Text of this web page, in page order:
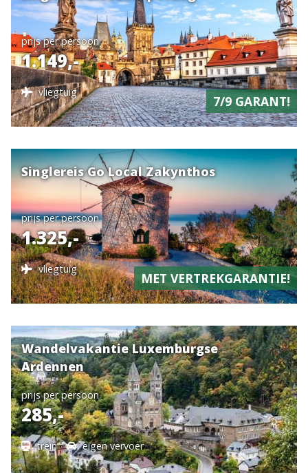
verzamelen. Wanneer u uw cookievoorkeuren wilt
wijzigen dan kan dit via "Details".
prijs per persoon
1.149,-
vliegtuig
7/9 GARANT!
Singlereis Go Local Zakynthos
prijs per persoon
1.325,-
vliegtuig
MET VERTREKGARANTIE!
Wandelvakantie Luxemburgse
Ardennen
prijs per persoon
285,-
trein eigen vervoer